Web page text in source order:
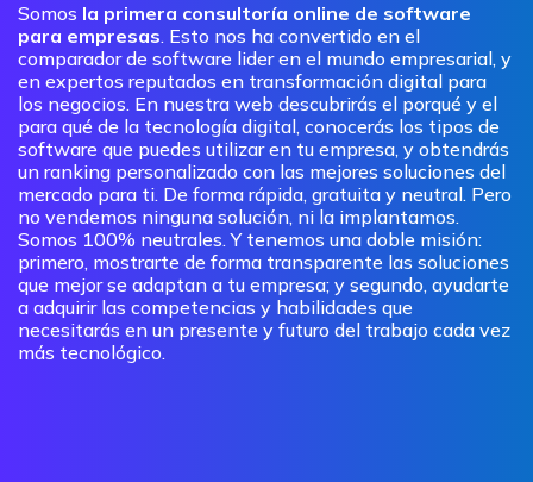
Somos la primera consultoría online de software
para empresas. Esto nos ha convertido en el
comparador de software lider en el mundo empresarial, y
en expertos reputados en transformación digital para
los negocios. En nuestra web descubrirás el porqué y el
para qué de la tecnología digital, conocerás los tipos de
software que puedes utilizar en tu empresa, y obtendrás
un ranking personalizado con las mejores soluciones del
mercado para ti. De forma rápida, gratuita y neutral. Pero
no vendemos ninguna solución, ni la implantamos.
Somos 100% neutrales. Y tenemos una doble misión:
primero, mostrarte de forma transparente las soluciones
que mejor se adaptan a tu empresa; y segundo, ayudarte
a adquirir las competencias y habilidades que
necesitarás en un presente y futuro del trabajo cada vez
más tecnológico.